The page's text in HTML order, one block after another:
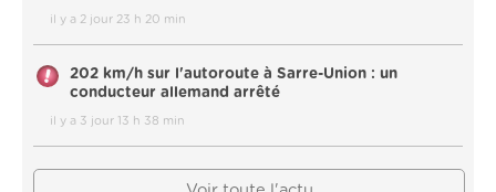
il y a 2 jour 23 h 20 min
202 km/h sur l'autoroute à Sarre-Union : un
conducteur allemand arrêté
il y a 3 jour 13 h 38 min